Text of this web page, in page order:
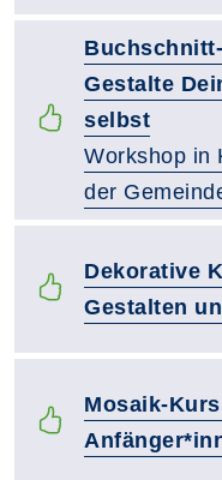
Gestalte
selbst
Workshop in
der
Dekorative
Gestalten
Mosaik-